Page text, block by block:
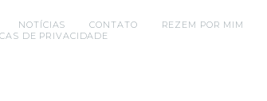
NOTÍCIAS CONTATO REZEM POR MIM
DE PRIVACIDADE